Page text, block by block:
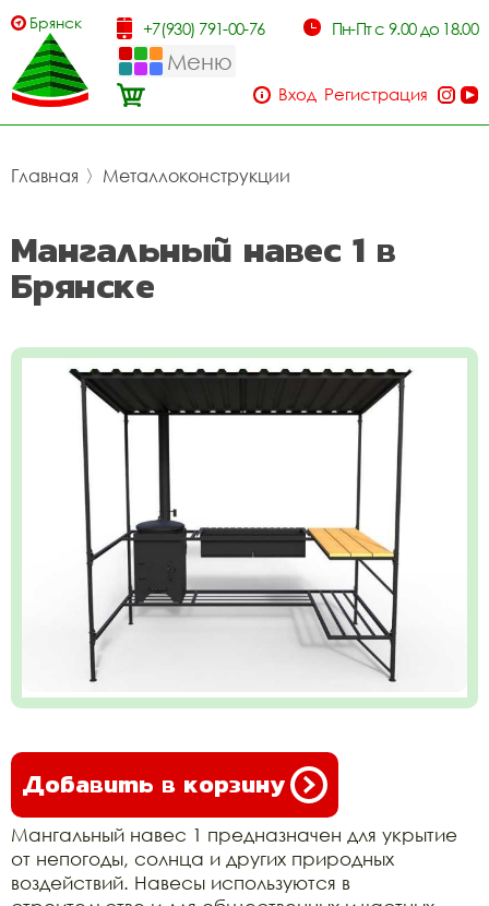
Брянск +7(930) 791-00-76 Пн-Пт с 9.00 до 18.00
Меню
Вход Регистрация
Главная 〉 Металлоконструкции
Мангальный навес 1 в
Брянске
Добавить в корзину
Мангальный навес 1 предназначен для укрытие
от непогоды, солнца и других природных
воздействий. Навесы используются в